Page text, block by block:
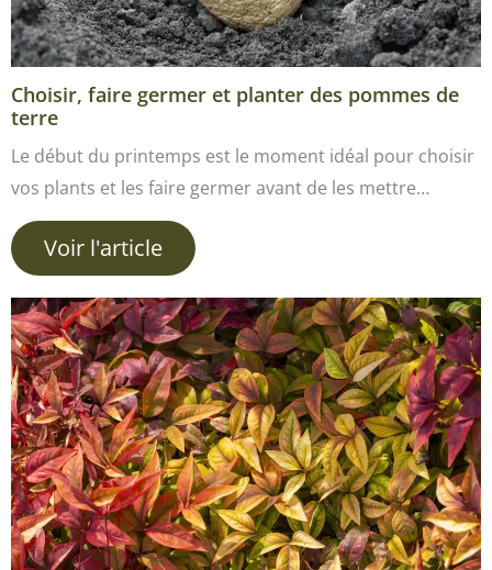
Choisir, faire germer et planter des pommes de
terre
Le début du printemps est le moment idéal pour choisir
vos plants et les faire germer avant de les mettre…
Voir l'article